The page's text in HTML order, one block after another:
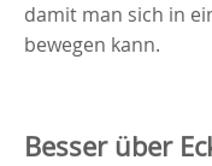
damit man sich in
bewegen kann.
Besser über